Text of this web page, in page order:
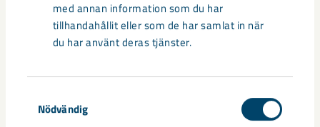
med annan information som du har
tillhandahållit eller som de har samlat in när
du har använt deras tjänster.
Nödvändig
Taggar